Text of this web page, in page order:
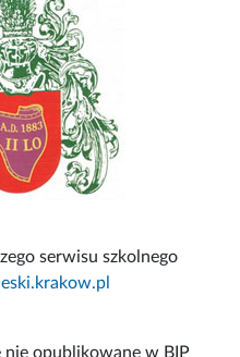
serwisu szkolnego
nie opublikowane w BIP